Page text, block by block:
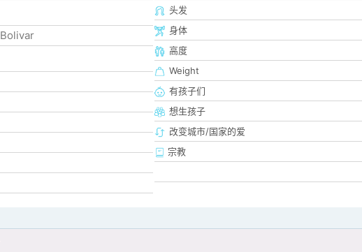
Bolivar
头发
身体
高度
Weight
有孩子们
想生孩子
改变城市/国家的爱
宗教